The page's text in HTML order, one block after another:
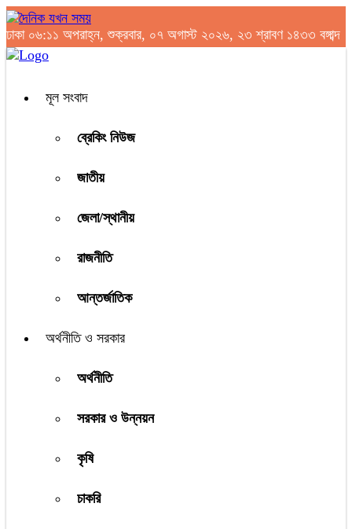
ঢাকা ০৬:১১ অপরাহ্ন, শুক্রবার, ০৭ অগাস্ট ২০২৬, ২৩ শ্রাবণ ১৪৩৩ বঙ্গাব্দ
মূল সংবাদ
ব্রেকিং নিউজ
জাতীয়
জেলা/স্থানীয়
রাজনীতি
আন্তর্জাতিক
অর্থনীতি ও সরকার
অর্থনীতি
সরকার ও উন্নয়ন
কৃষি
চাকরি